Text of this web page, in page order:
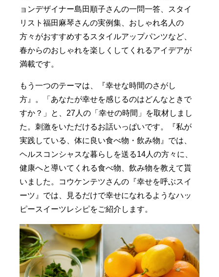
ョンデザイナー島田順子さんの一問一答、スタイ
リスト福田麻琴さんの実例集、おしゃれ名人の
方々がおすすめするスタイルアップパンツなど、
春からのおしゃれを楽しくしてくれるアイデアが
満載です。
もう一つのテーマは、『幸せな時間のさがし
方』。「あなたが幸せを感じるのはどんなときで
すか？」と、27人の「幸せの時間」を取材しまし
た。刺激をいただけるお話いっぱいです。『私が
実践している、体に良い食べ物・飲み物』では、
ヘルスコンシャスな暮らしを送る14人の方々に、
健康へと導いてくれる食べ物、飲み物を教えて貰
いました。コウケンテツさんの『幸せを呼ぶスイ
ーツ』では、見るだけで幸せになれるようなハッ
ピースイーツレシピをご紹介します。